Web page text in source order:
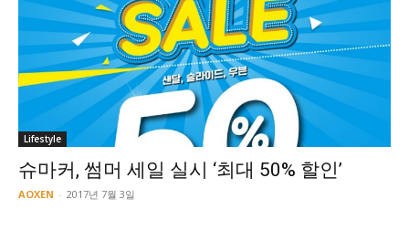
Lifestyle
슈마커, 썸머 세일 실시 ‘최대 50% 할인’
AOXEN - 2017년 7월 3일